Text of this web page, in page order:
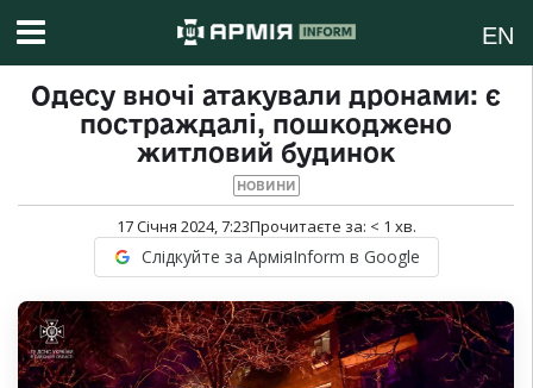
EN
Одесу вночі атакували дронами: є
постраждалі, пошкоджено
житловий будинок
НОВИНИ
17 Січня 2024, 7:23Прочитаєте за: < 1 хв.
Слідкуйте за АрміяInform в Google